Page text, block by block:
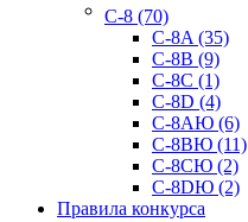
C-8 (70)
C-8A (35)
C-8B (9)
C-8C (1)
C-8D (4)
C-8AЮ (6)
C-8BЮ (11)
C-8CЮ (2)
C-8DЮ (2)
Правила конкурса